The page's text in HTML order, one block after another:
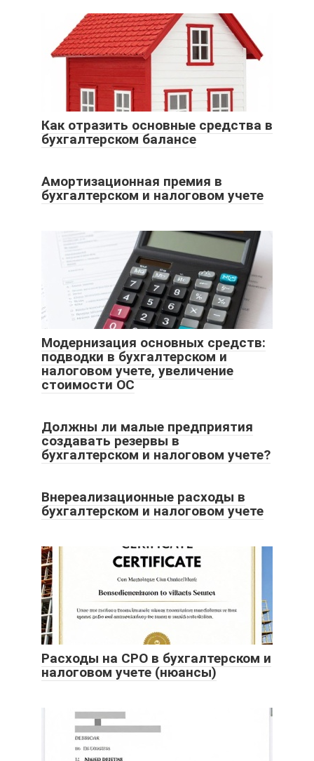
Как отразить основные средства в
бухгалтерском балансе
Амортизационная премия в
бухгалтерском и налоговом учете
Модернизация основных средств:
подводки в бухгалтерском и
налоговом учете, увеличение
стоимости ОС
Должны ли малые предприятия
создавать резервы в
бухгалтерском и налоговом учете?
Внереализационные расходы в
бухгалтерском и налоговом учете
Расходы на СРО в бухгалтерском и
налоговом учете (нюансы)